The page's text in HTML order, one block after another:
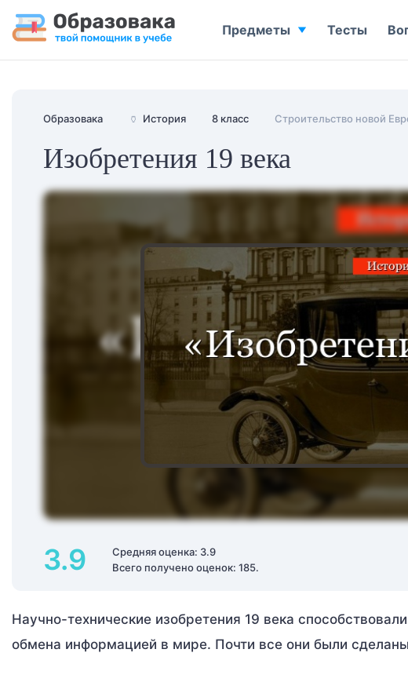
Образовака 🏺 История 8 класс Строительство новой
Изобретения 19 века
3.9
Средняя оценка: 3.9
Всего получено оценок: 185.
Научно-технические изобретения 19 века
обмена информацией в мире. Почти все они были
Предметы Тесты